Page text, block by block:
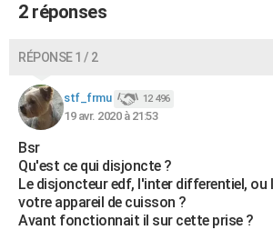
Carte de Noël
Carte Bonne année
Carte Saint-Valentin
Carte Pâques
Carte d'anniversaire
DICTIONNAIRE
Dictionnaire
Biographies
Citations
Expressions
Proverbes
PROGRAMME TV
COPAINS D'AVANT
S'inscrire
Se connecter
Lycées
Collèges
Primaires
Universités
Entreprises
Service militaire
Avis de recherche
FORUM
Bricolage
Lifestyle
Culture
Sport
Auto
Television
Voyage
Cinema
2 réponses
RÉPONSE 1 / 2
stf_frmu 12 496
19 avr. 2020 à 21:53
Bsr
Qu'est ce qui disjoncte ?
Le disjoncteur edf, l'inter differentiel, ou
votre appareil de cuisson ?
Avant fonctionnait il sur cette prise ?